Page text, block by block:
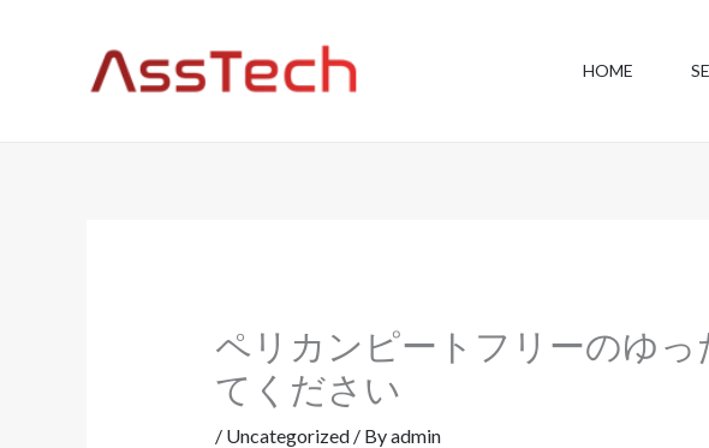
HOME
ペリカンピートフリーのゆ
てください
/ Uncategorized/ Byadmin